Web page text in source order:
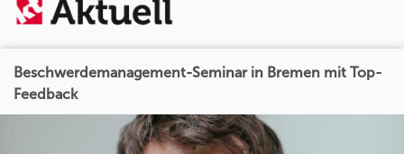
Beschwerdemanagement-Seminar in Bremen mit Top-
Feedback